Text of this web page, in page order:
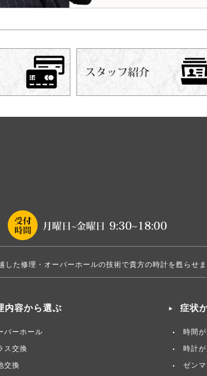
した修理・オーバーホールの技術で貴方の時計を甦らせ
内容から選ぶ
バーホール
ス交換
交換
症状
時間
時計
ゼン